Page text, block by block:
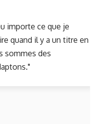
importe ce que je
quand il y a un titre en
sommes des